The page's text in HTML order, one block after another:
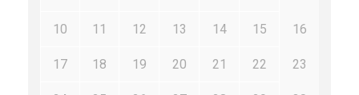
10 11 12 13 14 15 16
17 18 19 20 21 22 23